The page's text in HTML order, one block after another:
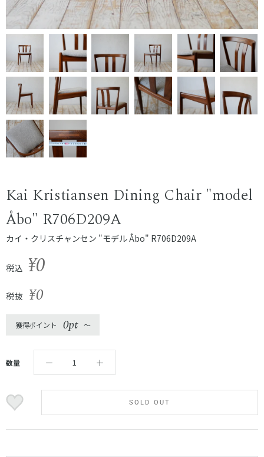
Kai Kristiansen Dining Chair "model
Åbo" R706D209A
カイ・クリスチャンセン "モデル Åbo" R706D209A
税込 ¥0
税抜 ¥0
獲得ポイント 0pt 〜
数量
SOLD OUT